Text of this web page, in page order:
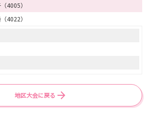
4005）
4022）
地区大会に戻る